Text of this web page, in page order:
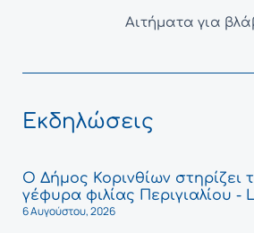
Αιτήματα για
Εκδηλώσεις
Ο Δήμος Κορινθίων στηρίζει
γέφυρα φιλίας Περιγιαλίου -
6 Αυγούστου, 2026